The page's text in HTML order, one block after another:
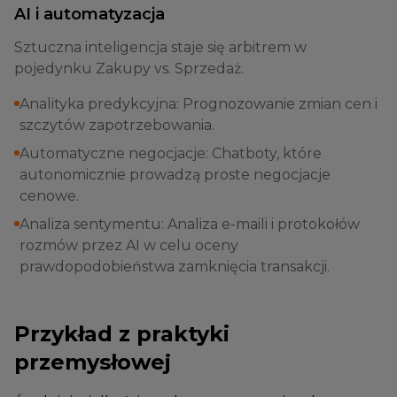
AI i automatyzacja
Sztuczna inteligencja staje się arbitrem w
pojedynku Zakupy vs. Sprzedaż.
Analityka predykcyjna: Prognozowanie zmian cen i
szczytów zapotrzebowania.
Automatyczne negocjacje: Chatboty, które
autonomicznie prowadzą proste negocjacje
cenowe.
Analiza sentymentu: Analiza e-maili i protokołów
rozmów przez AI w celu oceny
prawdopodobieństwa zamknięcia transakcji.
Przykład z praktyki
przemysłowej